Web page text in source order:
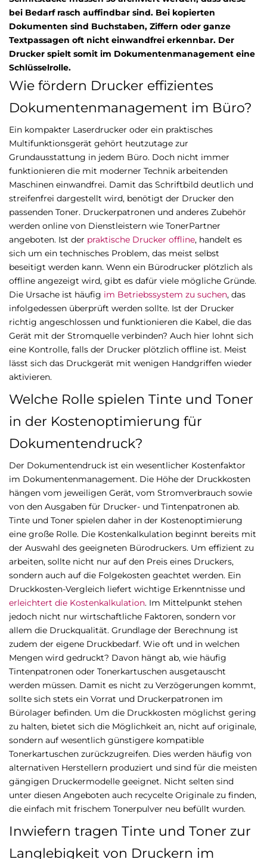
bei Bedarf rasch auffindbar sind. Bei kopierten
Dokumenten sind Buchstaben, Ziffern oder ganze
Textpassagen oft nicht einwandfrei erkennbar. Der
Drucker spielt somit im Dokumentenmanagement eine
Schlüsselrolle.
Wie fördern Drucker effizientes
Dokumentenmanagement im Büro?
Ein kompakter Laserdrucker oder ein praktisches
Multifunktionsgerät gehört heutzutage zur
Grundausstattung in jedem Büro. Doch nicht immer
funktionieren die mit moderner Technik arbeitenden
Maschinen einwandfrei. Damit das Schriftbild deutlich und
streifenfrei dargestellt wird, benötigt der Drucker den
passenden Toner. Druckerpatronen und anderes Zubehör
werden online von Dienstleistern wie TonerPartner
angeboten. Ist der praktische Drucker offline, handelt es
sich um ein technisches Problem, das meist selbst
beseitigt werden kann. Wenn ein Bürodrucker plötzlich als
offline angezeigt wird, gibt es dafür viele mögliche Gründe.
Die Ursache ist häufig im Betriebssystem zu suchen, das
infolgedessen überprüft werden sollte. Ist der Drucker
richtig angeschlossen und funktionieren die Kabel, die das
Gerät mit der Stromquelle verbinden? Auch hier lohnt sich
eine Kontrolle, falls der Drucker plötzlich offline ist. Meist
lässt sich das Druckgerät mit wenigen Handgriffen wieder
aktivieren.
Welche Rolle spielen Tinte und Toner
in der Kostenoptimierung für
Dokumentendruck?
Der Dokumentendruck ist ein wesentlicher Kostenfaktor
im Dokumentenmanagement. Die Höhe der Druckkosten
hängen vom jeweiligen Gerät, vom Stromverbrauch sowie
von den Ausgaben für Drucker- und Tintenpatronen ab.
Tinte und Toner spielen daher in der Kostenoptimierung
eine große Rolle. Die Kostenkalkulation beginnt bereits mit
der Auswahl des geeigneten Bürodruckers. Um effizient zu
arbeiten, sollte nicht nur auf den Preis eines Druckers,
sondern auch auf die Folgekosten geachtet werden. Ein
Druckkosten-Vergleich liefert wichtige Erkenntnisse und
erleichtert die Kostenkalkulation. Im Mittelpunkt stehen
jedoch nicht nur wirtschaftliche Faktoren, sondern vor
allem die Druckqualität. Grundlage der Berechnung ist
zudem der eigene Druckbedarf. Wie oft und in welchen
Mengen wird gedruckt? Davon hängt ab, wie häufig
Tintenpatronen oder Tonerkartuschen ausgetauscht
werden müssen. Damit es nicht zu Verzögerungen kommt,
sollte sich stets ein Vorrat und Druckerpatronen im
Bürolager befinden. Um die Druckkosten möglichst gering
zu halten, bietet sich die Möglichkeit an, nicht auf originale,
sondern auf wesentlich günstigere kompatible
Tonerkartuschen zurückzugreifen. Dies werden häufig von
alternativen Herstellern produziert und sind für die meisten
gängigen Druckermodelle geeignet. Nicht selten sind
unter diesen Angeboten auch recycelte Originale zu finden,
die einfach mit frischem Tonerpulver neu befüllt wurden.
Inwiefern tragen Tinte und Toner zur
Langlebigkeit von Druckern im